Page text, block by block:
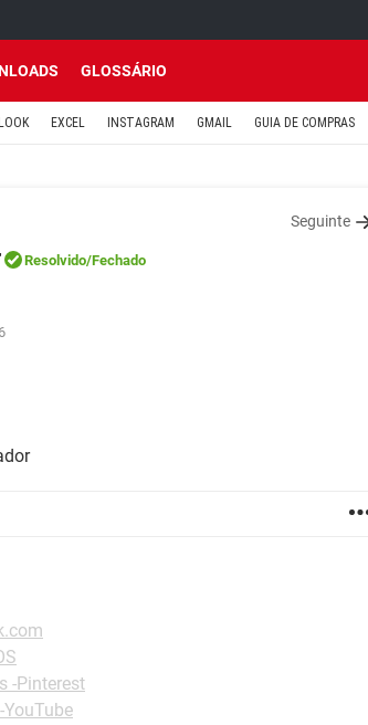
GLOSSÁRIO
EXCEL INSTAGRAM GMAIL GUIA DE COMPRAS
Seguinte
Resolvido/Fechado
-Pinterest
YouTube